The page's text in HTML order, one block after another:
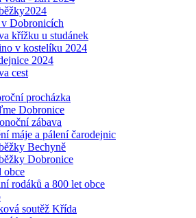
Dobronicích
křížku u studánek
v kostelíku 2024
2024
cest
procházka
Dobronice
zábava
máje a pálení čarodejnic
Bechyně
Dobronice
obce
rodáků a 800 let obce
soutěž Křída